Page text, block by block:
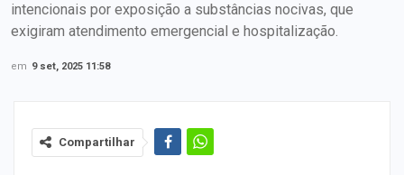
intencionais por exposição a substâncias nocivas, que
exigiram atendimento emergencial e hospitalização.
em 9 set, 2025 11:58
Compartilhar